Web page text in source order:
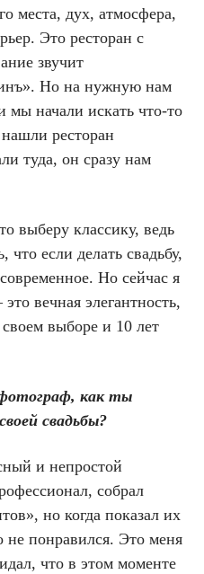
места, дух, атмосфера,
Это ресторан с
звучит
Но на нужную нам
мы начали искать что-то
ресторан
туда, он сразу нам
выберу классику, ведь
что если делать свадьбу,
Но сейчас я
вечная элегантность,
выборе и 10 лет
как ты
свадьбы?
и непростой
собрал
но когда показал их
не понравился. Это меня
что в этом моменте